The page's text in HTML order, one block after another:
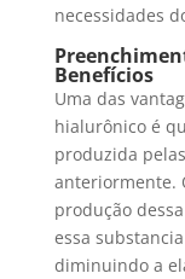
necessidades
Benefícios
Uma das
hialurônico é
produzida
anteriormente.
produção
essa
diminuindo a